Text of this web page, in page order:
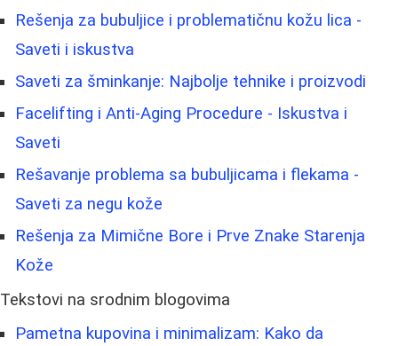
Rešenja za bubuljice i problematičnu kožu lica -
Saveti i iskustva
Saveti za šminkanje: Najbolje tehnike i proizvodi
Facelifting i Anti-Aging Procedure - Iskustva i
Saveti
Rešavanje problema sa bubuljicama i flekama -
Saveti za negu kože
Rešenja za Mimične Bore i Prve Znake Starenja
Kože
Tekstovi na srodnim blogovima
Pametna kupovina i minimalizam: Kako da